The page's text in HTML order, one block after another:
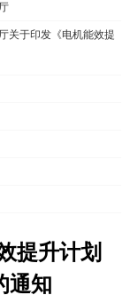
关于印发《电机能效提
提升计划
通知